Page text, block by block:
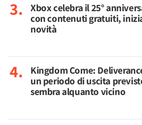
Xbox celebra il 25°
con contenuti gratuiti,
novità
Kingdom Come:
un periodo di uscita
sembra alquanto vicino